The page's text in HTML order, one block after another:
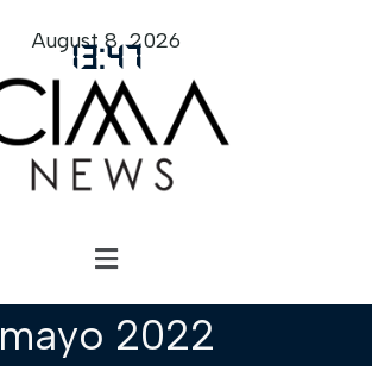
13:47
August 8, 2026
mayo 2022